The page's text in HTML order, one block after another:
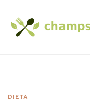
DIETA